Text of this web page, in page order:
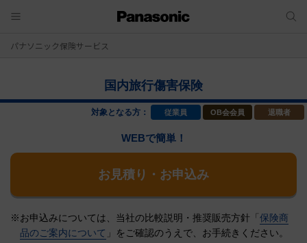
パナソニック保険サービス
国内旅行傷害保険
対象となる方： 従業員 OB会会員 退職者
WEBで簡単！
お見積り・お申込み
※お申込みについては、当社の比較説明・推奨販売方針「 保険商
品のご案内について 」をご確認のうえで、 お手続きください。